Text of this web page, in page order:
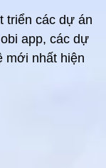
triển các dự án
app, các dự
mới nhất hiện